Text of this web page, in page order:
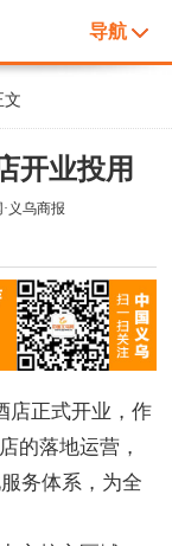
导航
文
开业投用
义乌商报
正式开业，作
的落地运营，
务体系，为全